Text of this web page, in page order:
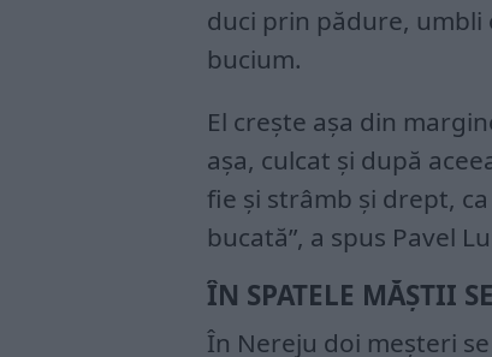
duci prin pădure, umbli
bucium.
El creşte aşa din
aşa, culcat şi după
fie şi strâmb şi drept,
bucată”, a spus Pavel
ÎN SPATELE MĂŞTII
În Nereju doi meşteri